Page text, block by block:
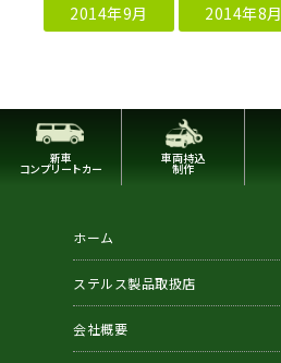
2014年9月
2014年8月
新車
コンプリートカー
車両持込
制作
ホーム
ステルス製品取扱店
会社概要